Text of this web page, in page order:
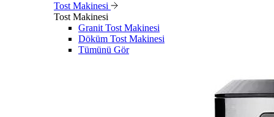
Tost Makinesi
Tost Makinesi
Granit Tost Makinesi
Döküm Tost Makinesi
Tümünü Gör